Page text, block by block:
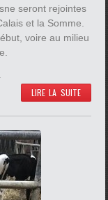
seront rejointes
et la Somme.
voire au milieu
LIRE LA SUITE